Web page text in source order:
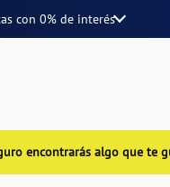
con 0% de interés
encontrarás algo que te